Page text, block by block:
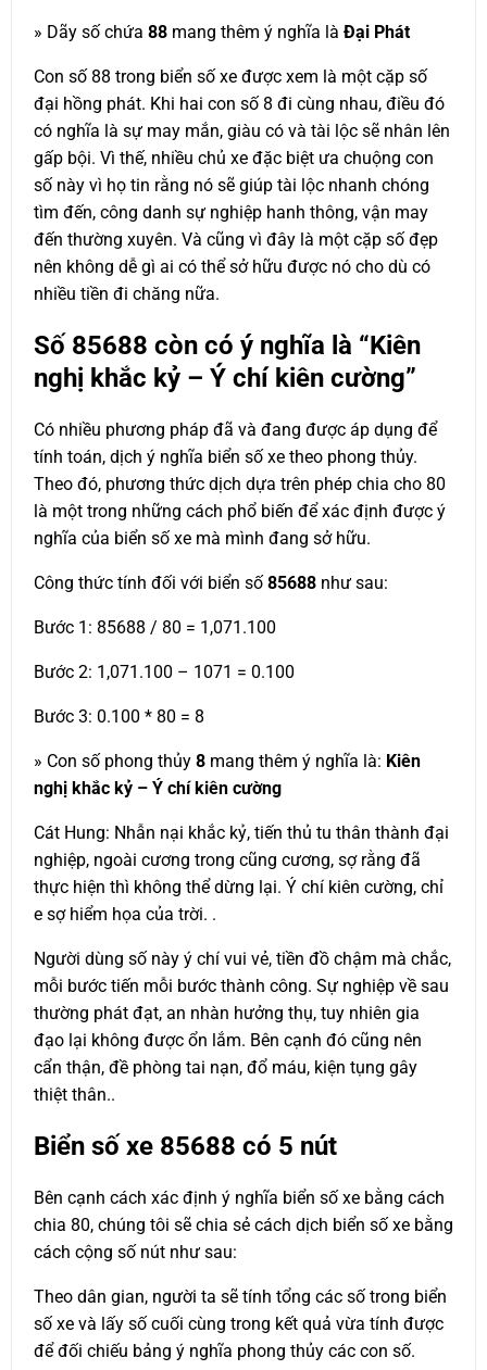
» Dãy số chứa 88 mang thêm ý nghĩa là Đại Phát
Con số 88 trong biển số xe được xem là một cặp số
đại hồng phát. Khi hai con số 8 đi cùng nhau, điều đó
có nghĩa là sự may mắn, giàu có và tài lộc sẽ nhân lên
gấp bội. Vì thế, nhiều chủ xe đặc biệt ưa chuộng con
số này vì họ tin rằng nó sẽ giúp tài lộc nhanh chóng
tìm đến, công danh sự nghiệp hanh thông, vận may
đến thường xuyên. Và cũng vì đây là một cặp số đẹp
nên không dễ gì ai có thể sở hữu được nó cho dù có
nhiều tiền đi chăng nữa.
Số 85688 còn có ý nghĩa là “Kiên
nghị khắc kỷ – Ý chí kiên cường”
Có nhiều phương pháp đã và đang được áp dụng để
tính toán, dịch ý nghĩa biển số xe theo phong thủy.
Theo đó, phương thức dịch dựa trên phép chia cho 80
là một trong những cách phổ biến để xác định được ý
nghĩa của biển số xe mà mình đang sở hữu.
Công thức tính đối với biển số85688 như sau:
Bước 1: 85688 / 80 = 1,071.100
Bước 2: 1,071.100 – 1071 = 0.100
Bước 3: 0.100 * 80 = 8
» Con số phong thủy 8 mang thêm ý nghĩa là: Kiên
nghị khắc kỷ – Ý chí kiên cường
Cát Hung: Nhẫn nại khắc kỷ, tiến thủ tu thân thành đại
nghiệp, ngoài cương trong cũng cương, sợ rằng đã
thực hiện thì không thể dừng lại. Ý chí kiên cường, chỉ
e sợ hiểm họa của trời. .
Người dùng số này ý chí vui vẻ, tiền đồ chậm mà chắc,
mỗi bước tiến mỗi bước thành công. Sự nghiệp về sau
thường phát đạt, an nhàn hưởng thụ, tuy nhiên gia
đạo lại không được ổn lắm. Bên cạnh đó cũng nên
cẩn thận, đề phòng tai nạn, đổ máu, kiện tụng gây
thiệt thân..
Biển số xe 85688 có 5 nút
Bên cạnh cách xác định ý nghĩa biển số xe bằng cách
chia 80, chúng tôi sẽ chia sẻ cách dịch biển số xe bằng
cách cộng số nút như sau:
Theo dân gian, người ta sẽ tính tổng các số trong biển
số xe và lấy số cuối cùng trong kết quả vừa tính được
để đối chiếu bảng ý nghĩa phong thủy các con số.